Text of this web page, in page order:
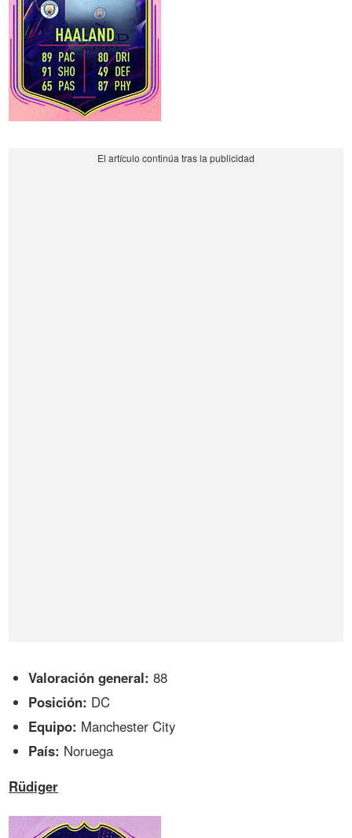
Valoración general: 88
Posición: DC
Equipo: Manchester City
País: Noruega
Rüdiger